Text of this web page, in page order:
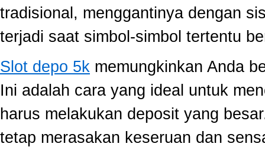
tradisional, menggantinya dengan
terjadi saat simbol-simbol tertentu
Slot depo 5k memungkinkan Anda
Ini adalah cara yang ideal untuk
harus melakukan deposit yang
tetap merasakan keseruan dan